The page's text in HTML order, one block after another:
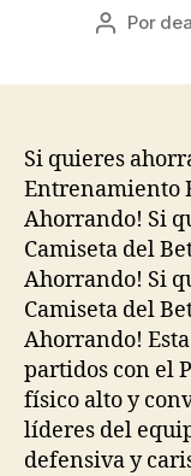
Autor
Por
Si quieres
Entrenamiento
Ahorrando! Si
Camiseta del
Ahorrando! Si
Camiseta del
Ahorrando!
partidos con el
físico alto y
líderes del
defensiva y